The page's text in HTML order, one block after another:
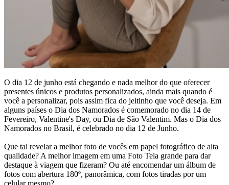
O dia 12 de junho está chegando e nada melhor do que oferecer
presentes únicos e produtos personalizados, ainda mais quando é
você a personalizar, pois assim fica do jeitinho que você deseja. Em
alguns países o Dia dos Namorados é comemorado no dia 14 de
Fevereiro, Valentine's Day, ou Dia de São Valentim. Mas o Dia dos
Namorados no Brasil, é celebrado no dia 12 de Junho.
Que tal revelar a melhor foto de vocês em papel fotográfico de alta
qualidade? A melhor imagem em uma Foto Tela grande para dar
destaque à viagem que fizeram? Ou até encomendar um álbum de
fotos com abertura 180º, panorâmica, com fotos tiradas por um
celular mesmo?